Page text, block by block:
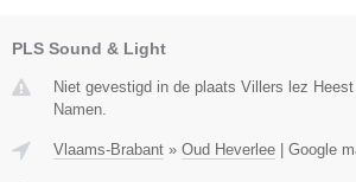
PLS Sound & Light
Niet gevestigd in de plaats Villers lez
Namen.
Vlaams-Brabant » Oud Heverlee Google